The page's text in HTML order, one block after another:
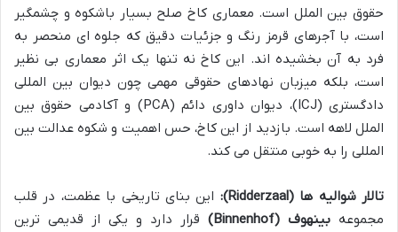
حقوق بین الملل است. معماری کاخ صلح بسیار باشکوه و چشمگیر
است، با آجرهای قرمز رنگ و جزئیات دقیق که جلوه ای منحصر به
فرد به آن بخشیده اند. این کاخ نه تنها یک اثر معماری بی نظیر
است، بلکه میزبان نهادهای حقوقی مهمی چون دیوان بین المللی
دادگستری (ICJ)، دیوان داوری دائم (PCA) و آکادمی حقوق بین
الملل لاهه است. بازدید از این کاخ، حس اهمیت و شکوه عدالت بین
المللی را به خوبی منتقل می کند.
تالار شوالیه ها (Ridderzaal):
این بنای تاریخی با عظمت، در قلب
مجموعه بینهوف (Binnenhof)
قرار دارد و یکی از قدیمی ترین